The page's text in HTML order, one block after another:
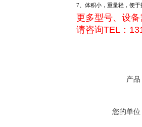
7、体积小，重量轻，便于
更多型号、设
请咨询TEL：
产品
您的单位